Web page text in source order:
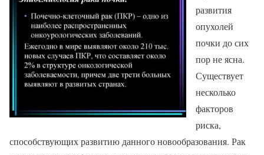
развития
опухолей
почки до сих
пор не ясна.
Существует
несколько
факторов
риска,
способствующих развитию данного новообразования. Рак